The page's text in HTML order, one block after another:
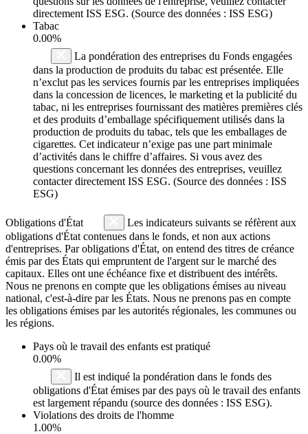
directement ISS ESG. (Source des données : ISS ESG)
Tabac
0.00%
La pondération des entreprises du Fonds engagées
dans la production de produits du tabac est présentée. Elle
n’exclut pas les services fournis par les entreprises impliquées
dans la concession de licences, le marketing et la publicité du
tabac, ni les entreprises fournissant des matières premières clés
et des produits d’emballage spécifiquement utilisés dans la
production de produits du tabac, tels que les emballages de
cigarettes. Cet indicateur n’exige pas une part minimale
d’activités dans le chiffre d’affaires. Si vous avez des
questions concernant les données des entreprises, veuillez
contacter directement ISS ESG. (Source des données : ISS
ESG)
Obligations d'État
Les indicateurs suivants se réfèrent aux
obligations d'État contenues dans le fonds, et non aux actions
d'entreprises. Par obligations d'État, on entend des titres de créance
émis par des États qui empruntent de l'argent sur le marché des
capitaux. Elles ont une échéance fixe et distribuent des intérêts.
Nous ne prenons en compte que les obligations émises au niveau
national, c'est-à-dire par les États. Nous ne prenons pas en compte
les obligations émises par les autorités régionales, les communes ou
les régions.
Pays où le travail des enfants est pratiqué
0.00%
Il est indiqué la pondération dans le fonds des
obligations d'État émises par des pays où le travail des enfants
est largement répandu (source des données : ISS ESG).
Violations des droits de l'homme
1.00%